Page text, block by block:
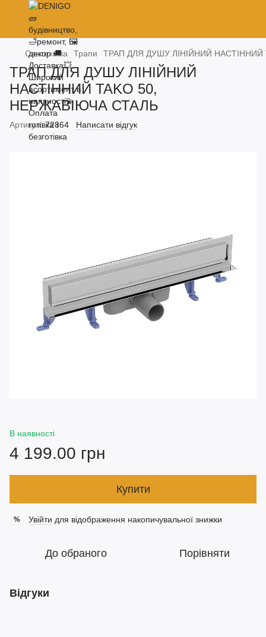
Сантехніка Трапи ТРАП ДЛЯ ДУШУ ЛІНІЙНИЙ НАСТІННИЙ
ТРАП ДЛЯ ДУШУ ЛІНІЙНИЙ
НАСТІННИЙ TAKO 50,
НЕРЖАВІЮЧА СТАЛЬ
Артикул:72864 Написати відгук
В наявності
4 199.00 грн
Купити
% Увійти для відображення накопичувальної знижки
До обраного Порівняти
Відгуки